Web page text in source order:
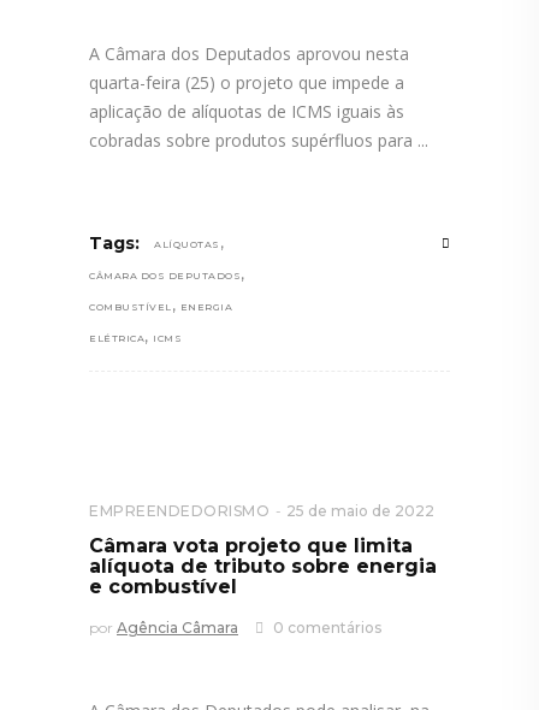
A Câmara dos Deputados aprovou nesta
quarta-feira (25) o projeto que impede a
aplicação de alíquotas de ICMS iguais às
cobradas sobre produtos supérfluos para
Tags: ALÍQUOTAS ,
CÂMARA DOS DEPUTADOS ,
COMBUSTÍVEL , ENERGIA
ELÉTRICA, ICMS
EMPREENDEDORISMO 25 de maio de 2022
Câmara vota projeto que limita
alíquota de tributo sobre energia
e combustível
por Agência Câmara 0 comentários